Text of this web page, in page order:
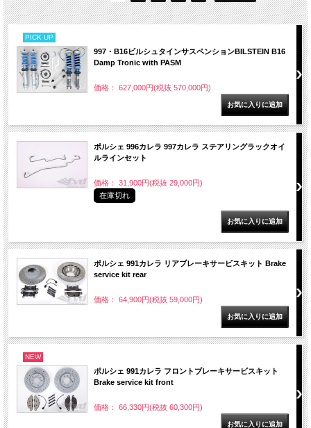
PICK UP
997・B16ビルシュタインサスペンションBILSTEIN B16
Damp Tronic with PASM
価格： 627,000円(税抜 570,000円)
ポルシェ 996カレラ 997カレラ ステアリングラックオイ
ルラインセット
価格： 31,900円(税抜 29,000円)
在庫切れ
ポルシェ 991カレラ リアブレーキサービスキット Brake
service kit rear
価格： 64,900円(税抜 59,000円)
NEW
ポルシェ 991カレラ フロントブレーキサービスキット
Brake service kit front
価格： 66,330円(税抜 60,300円)